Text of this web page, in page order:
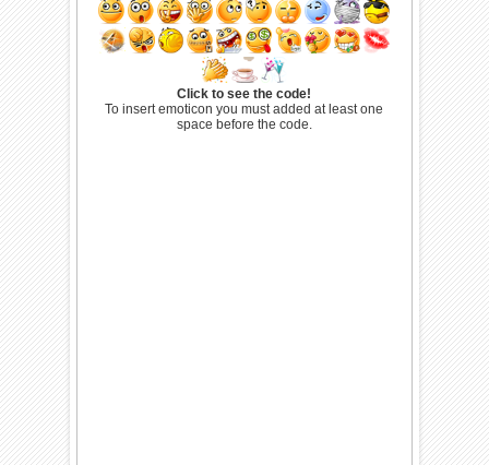
Click to see the code!
To insert emoticon you must added at least one
space before the code.